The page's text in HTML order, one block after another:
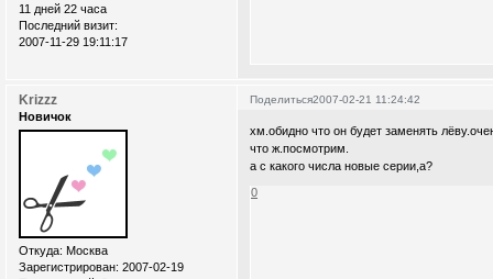
11 дней 22 часа
Последний визит:
2007-11-29 19:11:17
Поделиться2007-02-21 11:24:42
Krizzz
Новичок
Откуда: Москва
Зарегистрирован: 2007-02-19
хм.обидно что он будет заменять
что ж.посмотрим.
а с какого числа новые серии,а?
0